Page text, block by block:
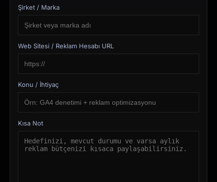
Şirket / Marka
Web Sitesi / Reklam Hesabı URL
Konu / İhtiyaç
Kısa Not